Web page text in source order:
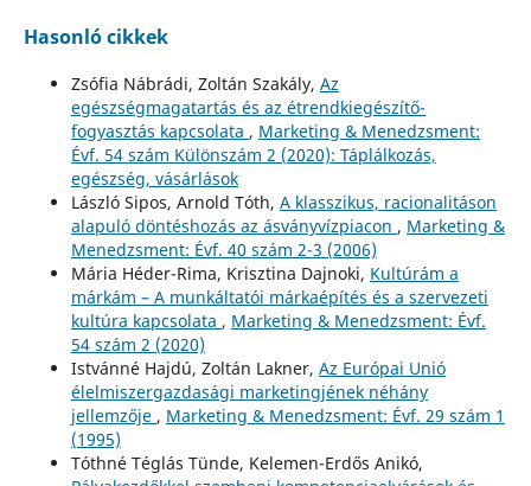
Hasonló cikkek
Zsófia Nábrádi, Zoltán Szakály, Az
egészségmagatartás és az étrendkiegészítő-
fogyasztás kapcsolata , Marketing & Menedzsment:
Évf. 54 szám Különszám 2 (2020): Táplálkozás,
egészség, vásárlások
László Sipos, Arnold Tóth, A klasszikus, racionalitáson
alapuló döntéshozás az ásványvízpiacon , Marketing &
Menedzsment: Évf. 40 szám 2-3 (2006)
Mária Héder-Rima, Krisztina Dajnoki, Kultúrám a
márkám – A munkáltatói márkaépítés és a szervezeti
kultúra kapcsolata , Marketing & Menedzsment: Évf.
54 szám 2 (2020)
Istvánné Hajdú, Zoltán Lakner, Az Európai Unió
élelmiszergazdasági marketingjének néhány
jellemzője , Marketing & Menedzsment: Évf. 29 szám 1
(1995)
Tóthné Téglás Tünde, Kelemen-Erdős Anikó,